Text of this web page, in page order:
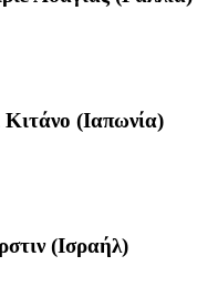
Κιτάνο (Ιαπωνία)
(Ισραήλ)